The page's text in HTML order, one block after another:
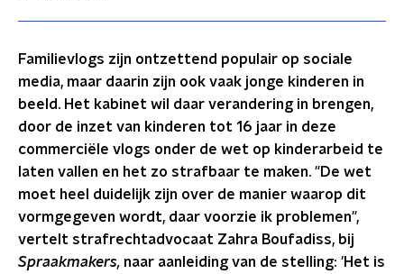
Familievlogs zijn ontzettend populair op sociale
media, maar daarin zijn ook vaak jonge kinderen in
beeld. Het kabinet wil daar verandering in brengen,
door de inzet van kinderen tot 16 jaar in deze
commerciële vlogs onder de wet op kinderarbeid te
laten vallen en het zo strafbaar te maken. "De wet
moet heel duidelijk zijn over de manier waarop dit
vormgegeven wordt, daar voorzie ik problemen",
vertelt strafrechtadvocaat Zahra Boufadiss, bij
Spraakmakers, naar aanleiding van de stelling: 'Het is